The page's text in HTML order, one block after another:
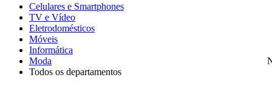
Celulares e Smartphones
TV e Vídeo
Eletrodomésticos
Móveis
Informática
Moda
Todos os departamentos